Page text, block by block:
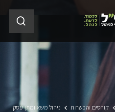
קורסים והכשרות ניהול משא ומתן עסקי